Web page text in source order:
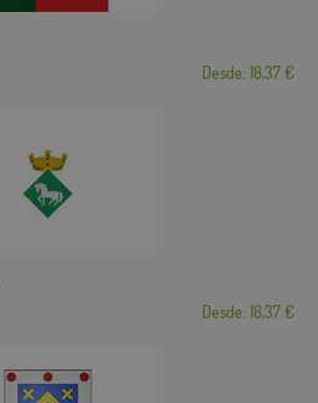
Desde: 18,37 €
Desde: 18,37 €